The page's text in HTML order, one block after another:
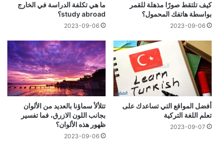
كيف تلتقط صورًا مذهلة للقمر
بواسطة هاتفك المحمول؟
2023-09-06
ما هي تكلفة الدراسة في الخارج
study abroad؟
2023-09-06
أفضل المواقع التي تساعدك على
تعلم اللغة التركية
2023-09-07
تتلألأ سماؤنا بالعديد من الألوان
بجانب اللون الازرق، فما تفسير
ظهور هذه الألوان؟
2023-09-06